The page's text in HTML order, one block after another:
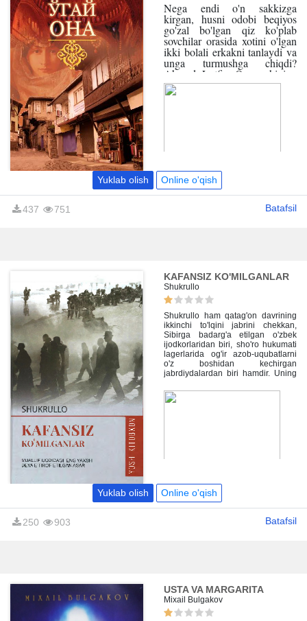
Nega endi o'n sakkizga
kirgan, husni odobi beqiyos
go'zal bo'lgan qiz ko'plab
sovchilar orasida xotini o'lgan
ikki bolali erkakni tanlaydi va
unga turmushga chiqdi?
Ahmad Lutfiy Qozonchining
"O'gay ona " asarida mana
shu haqida hikoya qilinadi.
katta boyligi bordir, balki qiz
Yo'q asl sabab boshqa...
Yuklab olish Online o'qish
437 751 Batafsil
KAFANSIZ KO'MILGANLAR
Shukrullo
Shukrullo ham qatag'on davrining
ikkinchi to'lqini jabrini chekkan,
Sibirga badarg'a etilgan o'zbek
ijodkorlaridan biri, sho'ro hukumati
lagerlarida og'ir azob-uqubatlarni
o'z boshidan kechirgan
jabrdiydalardan biri hamdir. Uning
shu voqealarning badiiy ifodasidir.
Ustoz shoirning "hayot ilhomlari",
kitobxonlariga tanish va sevib
Yuklab olish Online o'qish
250 903 Batafsil
USTA VA MARGARITA
Mixail Bulgakov